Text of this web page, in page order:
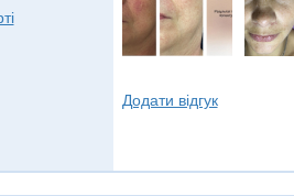
Додати відгук